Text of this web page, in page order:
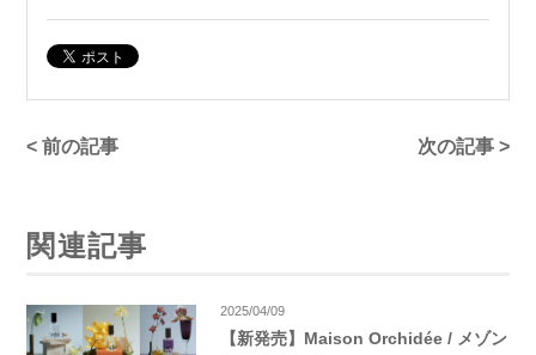
< 前の記事 次の記事 >
関連記事
2025/04/09
【新発売】Maison Orchidée / メゾン